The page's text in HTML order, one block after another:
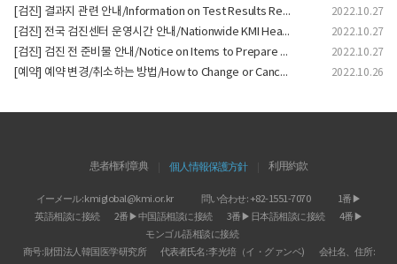
[검진] 결과지 관련 안내/Information on Test Results Report/体检结果报告相关指南 2022.10.27
[검진] 전국 검진센터 운영시간 안내/Nationwide KMI Health Screening Center Operating Hours/KMI全国体检中心运营时间公告 2022.10.27
[검진] 검진 전 준비물 안내/Notice on Items to Prepare Before Your Check-up/体检前需准备的物品指南 2022.10.27
[예약] 예약 변경/취소하는 방법/How to Change or Cancel Your Appointment/如何更改或取消体检预约 2022.10.26
患者権利章典 個人情報保護方針 利用約款
イーメール:kmiglobal@kmi.or.kr 問い合わせ: +82-1551-7070
1番 ▶
英語相談に接続
2番 ▶中国語相談に接続 3番 ▶ 日本語相談に接続
4番 ▶
モンゴル語相談に接続
商号:財団法人韓国医学研究所 代表者氏名 :李光培（イ・グァンベ) 会社名、住所: